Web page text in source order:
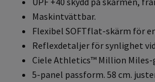
Maskintvättbar.
Flexibel SOFTflat-skärm för
Reflexdetaljer för synlighet
Ciele Athletics™ Million
5-panel passform. 58 cm.